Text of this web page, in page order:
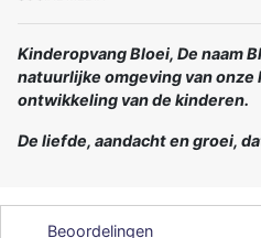
Kinderopvang Bloei, De naam
natuurlijke omgeving van
ontwikkeling van de kinderen.
De liefde, aandacht en groei,
Beoordelingen